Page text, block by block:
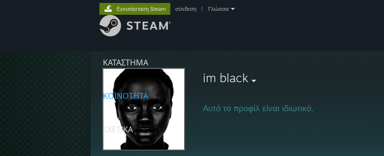
ΚΑΤΑΣΤΗΜΑ
ΚΟΙΝΟΤΗΤΑ
ΣΧΕΤΙΚΆ
Εγκατάσταση Steam σύνδεση Γλώσσα
im black
Αυτό το προφίλ είναι ιδιωτικό.